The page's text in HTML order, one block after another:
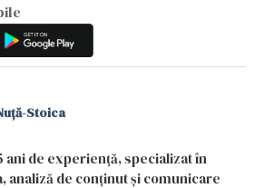
Stoica
ani de experiență, specializat în
analiză de conținut și comunicare